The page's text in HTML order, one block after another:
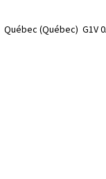
Québec (Québec)  G1V